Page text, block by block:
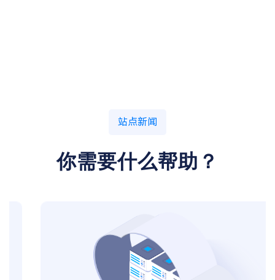
站点新闻
你需要什么帮助？